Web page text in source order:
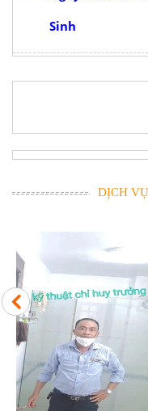
Sinh
DỊCH
​📺
Công
được
thuật
đưa tin..